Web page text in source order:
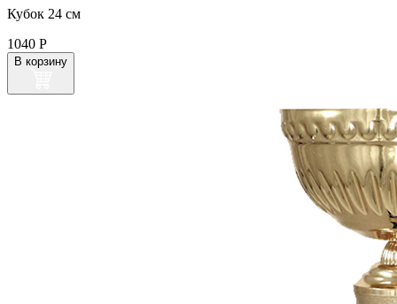
Кубок 24 см
1040 Р
В корзину